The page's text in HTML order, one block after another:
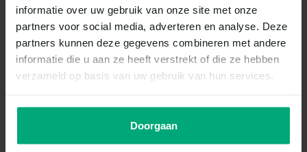
informatie over uw gebruik van onze site met onze
partners voor social media, adverteren en analyse. Deze
partners kunnen deze gegevens combineren met andere
informatie die u aan ze heeft verstrekt of die ze hebben
verzameld op basis van uw gebruik van hun services.
Doorgaan